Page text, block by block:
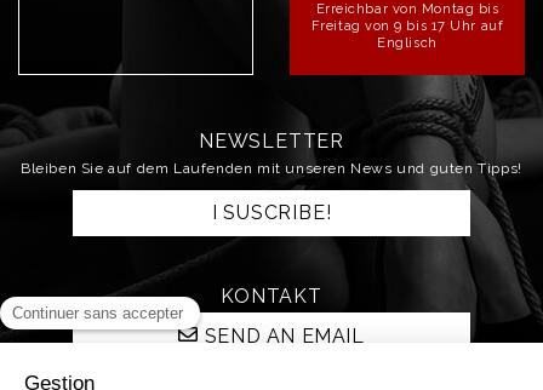
Erreichbar von Montag bis
Freitag von 9 bis 17 Uhr auf
Englisch
NEWSLETTER
Bleiben Sie auf dem Laufenden mit unseren News und guten Tipps!
I SUSCRIBE!
KONTAKT
SEND AN EMAIL